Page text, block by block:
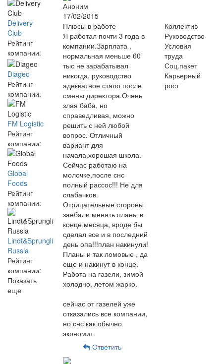
Delivery
Club
Рейтинг
компании:
Diageo
Рейтинг
компании:
FM Logistic
Рейтинг
компании:
Global
Foods
Рейтинг
компании:
Lindt&Sprungli
Russia
Рейтинг
компании:
Показать
еще
Аноним
17/02/2015
Плюсы в работе
Я работал почти 3 года в
компании.Зарплата ,
нормальная меньше 60
тыс не зарабатывал
никогда, руководство
адекватное стало после
смены директора.Очень
злая баба, но
справедливая, можно
решить с ней любой
вопрос. Отличный
вариант для
начала,хорошая школа.
Сейчас работаю на
молочке,после снс
полный рассос!!! Не для
слабачков.
Отрицательные стороны
заебали менять планы в
конце месяца, вроде бы
сделал все и в последний
день опа!!!план накинули!
Планы и так ломовые , да
еще и накинут в конце.
Работа на газели, зимой
холодно, летом жарко.
сейчас от газелей уже
отказались все компании,
но снс как обычно
экономит.
Коллектив
Руководство
Условия
труда
Соц.пакет
Карьерный
рост
Ответить